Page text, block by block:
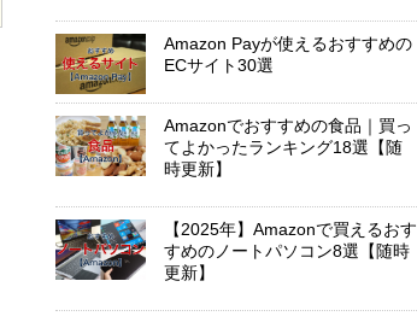
Amazon Payが使えるおすすめの
ECサイト30選
Amazonでおすすめの食品｜買っ
てよかったランキング18選【随
時更新】
【2025年】Amazonで買えるおす
すめのノートパソコン8選【随時
更新】